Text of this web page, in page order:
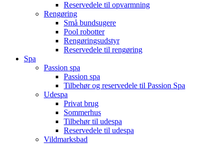
Reservedele til opvarmning
Rengøring
Små bundsugere
Pool robotter
Rengøringsudstyr
Reservedele til rengøring
Spa
Passion spa
Passion spa
Tilbehør og reservedele til Passion Spa
Udespa
Privat brug
Sommerhus
Tilbehør til udespa
Reservedele til udespa
Vildmarksbad